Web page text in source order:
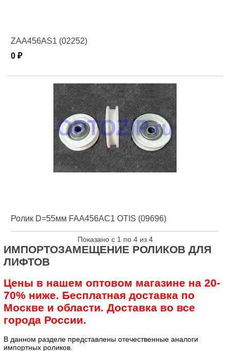
ZAA456AS1 (02252)
0 ₽
Ролик D=55мм FAA456AC1 OTIS (09696)
Показано с 1 по 4 из 4
ИМПОРТОЗАМЕЩЕНИЕ РОЛИКОВ ДЛЯ
ЛИФТОВ
Цены в нашем оптовом магазине на 20-
70% ниже. Бесплатная доставка по
Москве и области. Доставка во все
города России.
В данном разделе представлены отечественные аналоги
импортных роликов.